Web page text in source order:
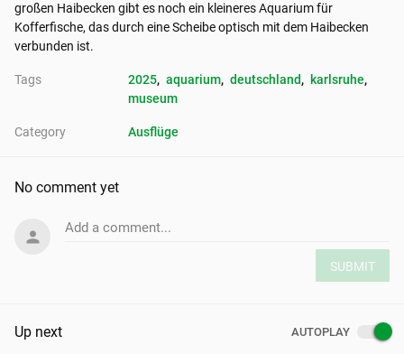
großen Haibecken gibt es noch ein kleineres Aquarium für
Kofferfische, das durch eine Scheibe optisch mit dem Haibecken
verbunden ist.
Tags 2025, aquarium, deutschland, karlsruhe,
museum
Category Ausflüge
No comment yet
Add a comment...
SUBMIT
Up next AUTOPLAY